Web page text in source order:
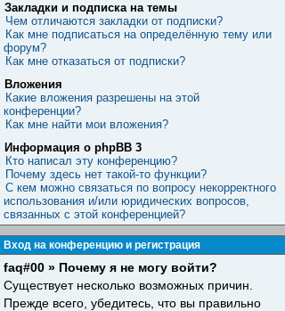
Закладки и подписка на темы
Чем отличаются закладки от подписки?
Как мне подписаться на определённую тему или
форум?
Как мне отказаться от подписки?
Вложения
Какие вложения разрешены на этой
конференции?
Как мне найти мои вложения?
Информация о phpBB 3
Кто написал эту конференцию?
Почему здесь нет такой-то функции?
С кем можно связаться по вопросу некорректного
использования и/или юридических вопросов,
связанных с этой конференцией?
Вход на конференцию и регистрация
faq#00 » Почему я не могу войти?
Существует несколько возможных причин.
Прежде всего, убедитесь, что вы правильно